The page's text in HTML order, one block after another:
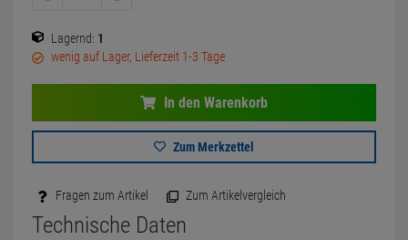
Lagernd: 1
wenig auf Lager, Lieferzeit 1-3 Tage
In den Warenkorb
Zum Merkzettel
Fragen zum Artikel Zum Artikelvergleich
Technische Daten